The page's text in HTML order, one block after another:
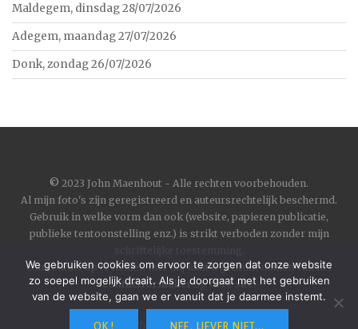
Maldegem, dinsdag 28/07/2026
Adegem, maandag 27/07/2026
Donk, zondag 26/07/2026
© 2023 John Maenhout - Alle rechten voorbehouden.
Al mijn foto's zijn geregistreerd en auteursrechtelijk beschermd.
Gebruik in welke vorm dan ook (website, papieren publicatie,
publieke tentoonstelling enz.) is strikt verboden zonder mijn
Om contact op te nemen met mij kunt u gebruik maken van het
contactformulierop deze site.
Wordpress Toujoursby Automattic
We gebruiken cookies om ervoor te zorgen dat onze website
zo soepel mogelijk draait. Als je doorgaat met het gebruiken
van de website, gaan we er vanuit dat je daarmee instemt.
OK ! NEE, LIEVER NIET...